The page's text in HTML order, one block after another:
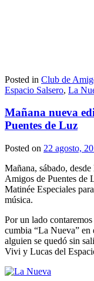
Posted in Club de
Espacio Salsero, La
Mañana nueva
Puentes de Luz
Posted on 22 agosto,
Mañana, sábado,
Amigos de Puentes de
Matinée Especiales
música.
Por un lado
cumbia “La Nueva” en
alguien se quedó sin
Vivi y Lucas del